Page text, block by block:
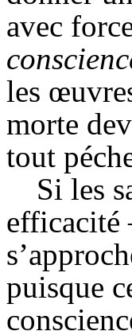
avec
les
morte
tout
Si les
efficacité
puisque